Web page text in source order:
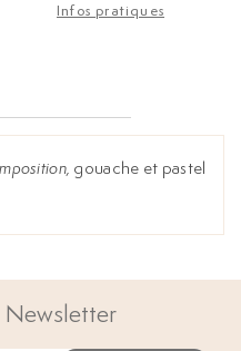
Infos pratiques
gouache et pastel
Newsletter